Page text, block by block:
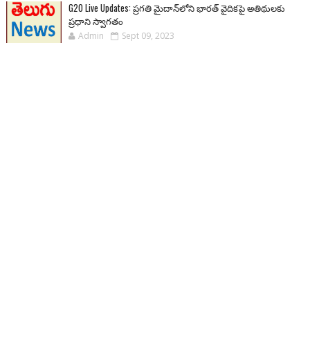
G20 Live Updates: ప్రగతి మైదాన్‌లోని భారత్ వైదికపై అతిథులకు
ప్రధాని స్వాగతం
Admin Sept 09, 2023